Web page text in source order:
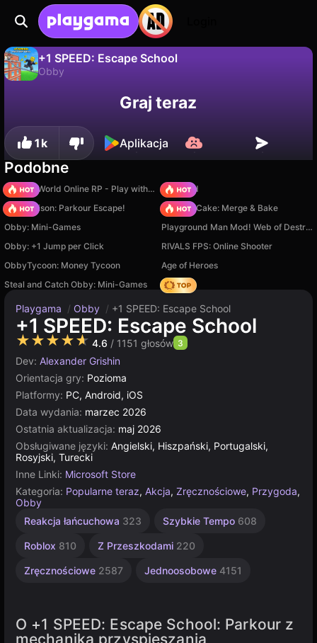
+1 SPEED: Escape School
Obby
Zapisz postępy! Nie
Graj teraz
1k Aplikacja
Podobne
Sprunki World Online RP - Play with Friends!
TB World
Barry Prison: Parkour Escape!
Piece of Cake: Merge & Bake
Obby: Mini-Games
Playground Man Mod! Web of Destruction!
Obby: +1 Jump per Click
RIVALS FPS: Online Shooter
ObbyTycoon: Money Tycoon
Age of Heroes
Steal and Catch Obby: Mini-Games
Hedgies
Playgama / Obby / +1 SPEED: Escape School
+1 SPEED: Escape School
★★★★★ 4.6 / 1151 głosów 3
Dev: Alexander Grishin
Orientacja gry: Pozioma
Platformy: PC, Android, iOS
Data wydania: marzec 2026
Ostatnia aktualizacja: maj 2026
Obsługiwane języki: Angielski, Hiszpański, Portugalski,
Rosyjski, Turecki
Inne Linki: Microsoft Store
Kategoria: Popularne teraz, Akcja, Zręcznościowe, Przygoda,
Obby
Reakcja łańcuchowa 323 Szybkie Tempo 608
Roblox 810 Z Przeszkodami 220
Zręcznościowe 2587 Jednoosobowe 4151
Przygodowe
O +1 SPEED: Escape School: Parkour z
mechaniką przyspieszania